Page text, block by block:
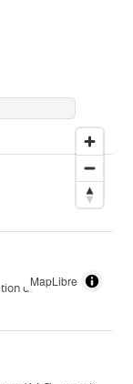
MapLibre
de métro